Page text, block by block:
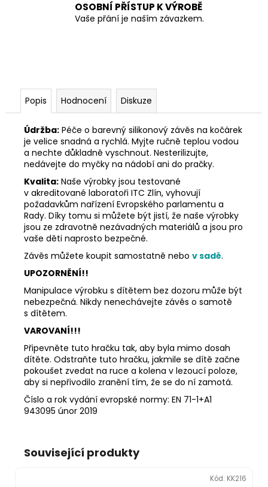
OSOBNÍ PŘÍSTUP K VÝROBĚ
Vaše přání je naším závazkem.
Popis Hodnocení Diskuze
Údržba: Péče o barevný silikonový závěs na kočárek
je velice snadná a rychlá. Myjte ručně teplou vodou
a nechte důkladně vyschnout. Nesterilizujte,
nedávejte do myčky na nádobí ani do pračky.
Kvalita: Naše výrobky jsou testované
v akreditované laboratoři ITC Zlín, vyhovují
požadavkům nařízení Evropského parlamentu a
Rady. Díky tomu si můžete být jistí, že naše výrobky
jsou ze zdravotně nezávadných materiálů a jsou pro
vaše děti naprosto bezpečné.
Závěs můžete koupit samostatně nebo v sadě.
UPOZORNĚNÍ!!
Manipulace výrobku s dítětem bez dozoru může být
nebezpečná. Nikdy nenechávejte závěs o samotě
s dítětem.
VAROVANÍ!!!
Připevněte tuto hračku tak, aby byla mimo dosah
dítěte. Odstraňte tuto hračku, jakmile se dítě začne
pokoušet zvedat na ruce a kolena v lezoucí poloze,
aby si nepřivodilo zranění tím, že se do ní zamotá.
Číslo a rok vydání evropské normy: EN 71-1+A1
943095 únor 2019
Související produkty
Kód: KK216